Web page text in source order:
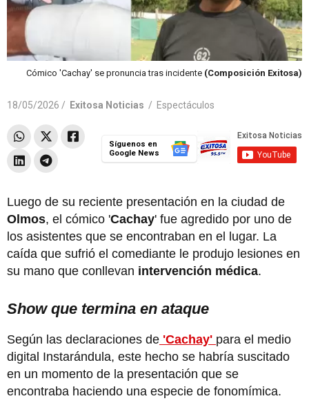
Cómico 'Cachay' se pronuncia tras incidente (Composición Exitosa)
18/05/2026 / Exitosa Noticias / Espectáculos
Síguenos en
Google News
Luego de su reciente presentación en la ciudad de
Olmos, el cómico 'Cachay' fue agredido por uno de
los asistentes que se encontraban en el lugar. La
caída que sufrió el comediante le produjo lesiones en
su mano que conllevan intervención médica.
Show que termina en ataque
Según las declaraciones de 'Cachay' para el medio
digital Instarándula, este hecho se habría suscitado
en un momento de la presentación que se
encontraba haciendo una especie de fonomímica.